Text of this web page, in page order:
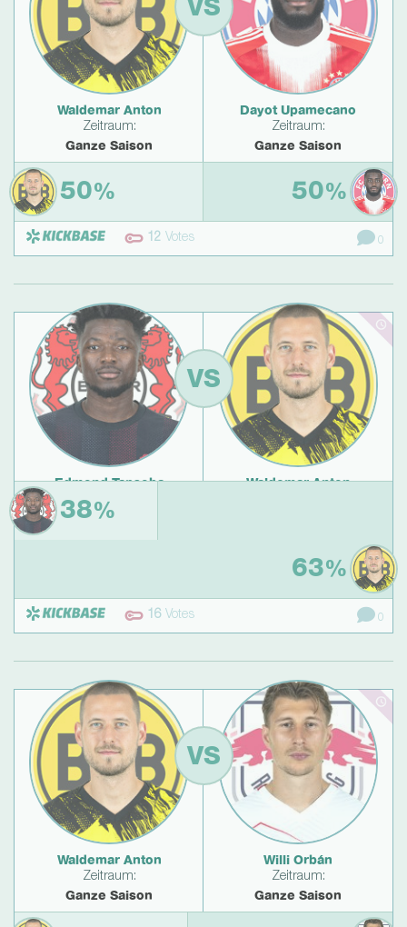
Waldemar Anton
Zeitraum:
Ganze Saison
VS
Dayot Upamecano
Zeitraum:
Ganze Saison
50% 50%
12 Votes 0
Edmond Tapsoba
auswärts gegen
Borussia Mönchengladbach
VS
Waldemar Anton
38%
63%
16 Votes 0
Waldemar Anton
Zeitraum:
Ganze Saison
VS
Willi Orbán
Zeitraum:
Ganze Saison